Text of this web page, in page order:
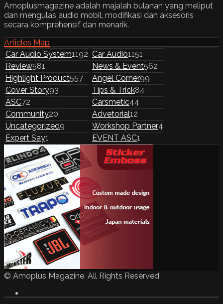
Amoplusmagazine adalah majalah bulanan yang meliput
dan mengulas audio mobil, modifikasi dan aksesoris
secara komprehensif dan menarik.
Articles Map
Car Audio System1192 Car Audio1151
Review581 News & Event562
Highlight Product557 Angel Corner99
Cover Story93 Tips & Trick84
ASC72 Carsmetic44
Community20 Advetorial12
Uncategorized9 Workshop Partner4
Expert Say1 EVENT ASC1
© Amoplus Magazine. All Rights Reserved